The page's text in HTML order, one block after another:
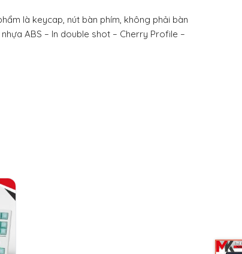
là keycap, nút bàn phím, không phải bàn
ABS – In double shot – Cherry Profile –